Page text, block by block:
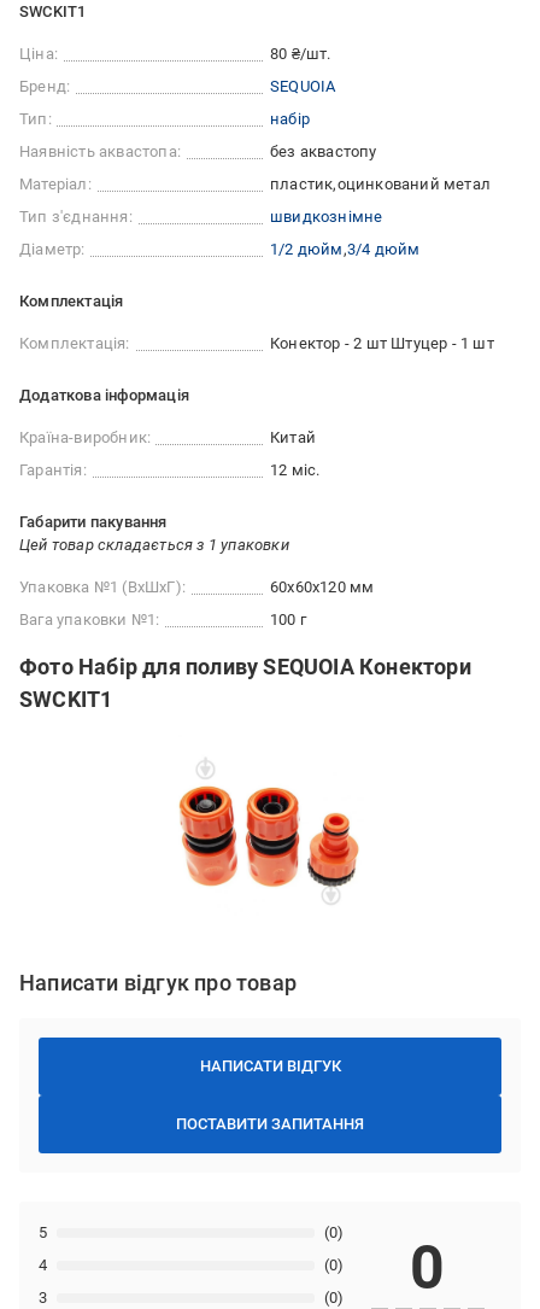
SWCKIT1
Ціна:
80 ₴/шт.
Бренд:
SEQUOIA
Тип:
набір
Наявність аквастопа:
без аквастопу
Матеріал:
пластик оцинкований метал
Тип з'єднання:
швидкознімне
Діаметр:
1/2 дюйм 3/4 дюйм
Комплектація
Комплектація: Конектор - 2 шт Штуцер - 1 шт
Додаткова інформація
Країна-виробник:
Китай
Гарантія:
12 міс.
Габарити пакування
Цей товар складається з 1 упаковки
Упаковка №1 (ВхШхГ):
60x60x120 мм
Вага упаковки №1:
100 г
Фото Набір для поливу SEQUOIA Конектори
SWCKIT1
Написати відгук про товар
НАПИСАТИ ВІДГУК
ПОСТАВИТИ ЗАПИТАННЯ
3 (0)
4 (0)
5 (0)
0